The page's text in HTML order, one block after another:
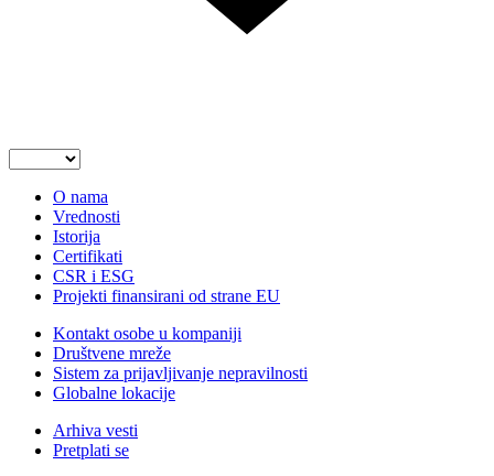
O nama
Vrednosti
Istorija
Certifikati
CSR i ESG
Projekti finansirani od strane EU
Kontakt osobe u kompaniji
Društvene mreže
Sistem za prijavljivanje nepravilnosti
Globalne lokacije
Arhiva vesti
Pretplati se